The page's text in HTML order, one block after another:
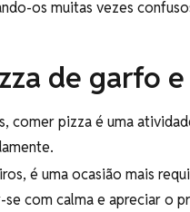
os muitas vezes
de garfo
comer pizza é uma
é uma ocasião mais
se com calma e apreciar o